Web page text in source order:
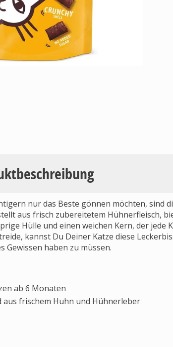
nur das Beste gönnen möchten, sind
aus frisch zubereitetem Hühnerfleisch,
Hülle und einen weichen Kern, der jede
kannst Du Deiner Katze diese
Gewissen haben zu müssen.
ab 6 Monaten
frischem Huhn und Hühnerleber